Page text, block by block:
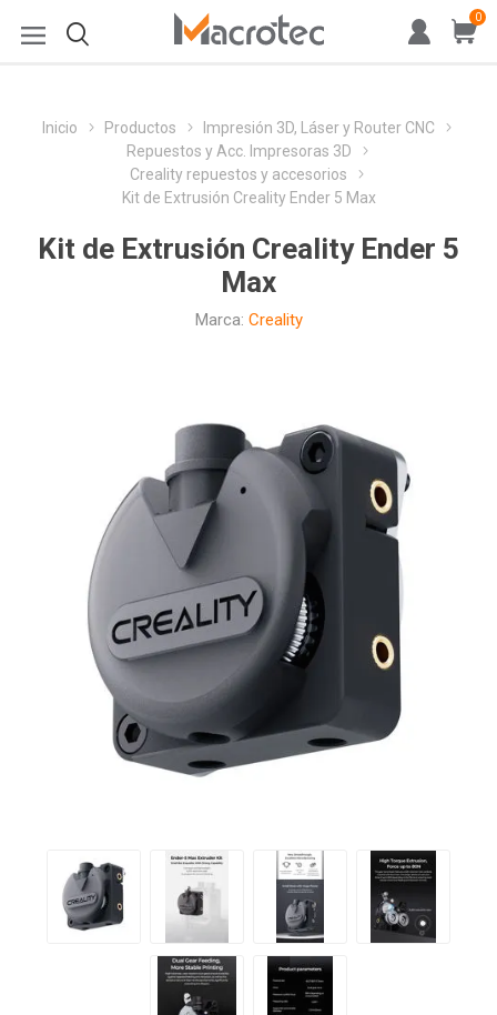
0
Inicio Productos
Impresión 3D, Láser y Router CNC
Repuestos y Acc. Impresoras 3D
Creality repuestos y accesorios
Kit de Extrusión Creality Ender 5 Max
Kit de Extrusión Creality Ender 5
Max
Marca: Creality